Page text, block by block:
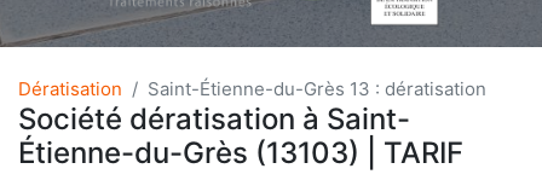
Dératisation Saint-Étienne-du-Grès 13 : dératisation
Société dératisation à Saint-
Étienne-du-Grès (13103) | TARIF